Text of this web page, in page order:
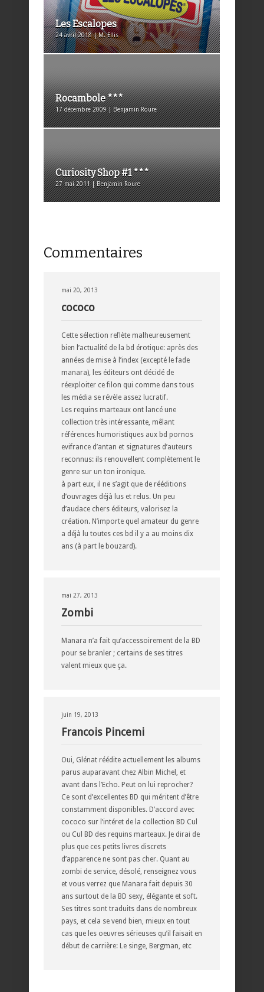
Les Escalopes
24 avril 2018 | M. Ellis
Rocambole ***
17 décembre 2009 | Benjamin Roure
Curiosity Shop #1 ***
27 mai 2011 | Benjamin Roure
Commentaires
mai 20, 2013
cococo
Cette sélection reflète malheureusement
bien l’actualité de la bd érotique: après des
années de mise à l’index (excepté le fade
manara), les éditeurs ont décidé de
réexploiter ce filon qui comme dans tous
les média se révèle assez lucratif.
Les requins marteaux ont lancé une
collection très intéressante, mêlant
références humoristiques aux bd pornos
evifrance d’antan et signatures d’auteurs
reconnus: ils renouvellent complètement le
genre sur un ton ironique.
à part eux, il ne s’agit que de rééditions
d’ouvrages déjà lus et relus. Un peu
d’audace chers éditeurs, valorisez la
création. N’importe quel amateur du genre
a déjà lu toutes ces bd il y a au moins dix
ans (à part le bouzard).
mai 27, 2013
Zombi
Manara n’a fait qu’accessoirement de la BD
pour se branler ; certains de ses titres
valent mieux que ça.
juin 19, 2013
Francois Pincemi
Oui, Glénat réédite actuellement les albums
parus auparavant chez Albin Michel, et
avant dans l’Echo. Peut on lui reprocher?
Ce sont d’excellentes BD qui méritent d’être
constamment disponibles. D’accord avec
cococo sur l’intéret de la collection BD Cul
ou Cul BD des requins marteaux. Je dirai de
plus que ces petits livres discrets
d’apparence ne sont pas cher. Quant au
zombi de service, désolé, renseignez vous
et vous verrez que Manara fait depuis 30
ans surtout de la BD sexy, élégante et soft.
Ses titres sont traduits dans de nombreux
pays, et cela se vend bien, mieux en tout
cas que les oeuvres sérieuses qu’il faisait en
début de carrière: Le singe, Bergman, etc